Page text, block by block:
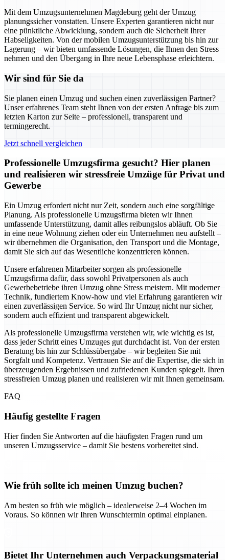
Mit dem Umzugsunternehmen Magdeburg geht der Umzug
planungssicher vonstatten. Unsere Experten garantieren nicht nur
eine pünktliche Abwicklung, sondern auch die Sicherheit Ihrer
Habseligkeiten. Von der mobilen Umzugsunterstützung bis hin zur
Lagerung – wir bieten umfassende Lösungen, die Ihnen den Stress
nehmen und den Übergang in Ihre neue Lebensphase erleichtern.
Wir sind für Sie da
Sie planen einen Umzug und suchen einen zuverlässigen Partner?
Unser erfahrenes Team steht Ihnen von der ersten Anfrage bis zum
letzten Karton zur Seite – professionell, transparent und
termingerecht.
Jetzt schnell vergleichen
Professionelle Umzugsfirma gesucht? Hier planen
und realisieren wir stressfreie Umzüge für Privat und
Gewerbe
Ein Umzug erfordert nicht nur Zeit, sondern auch eine sorgfältige
Planung. Als professionelle Umzugsfirma bieten wir Ihnen
umfassende Unterstützung, damit alles reibungslos abläuft. Ob Sie
in eine neue Wohnung ziehen oder ein Unternehmen neu aufstellt –
wir übernehmen die Organisation, den Transport und die Montage,
damit Sie sich auf das Wesentliche konzentrieren können.
Unsere erfahrenen Mitarbeiter sorgen als professionelle
Umzugsfirma dafür, dass sowohl Privatpersonen als auch
Gewerbebetriebe ihren Umzug ohne Stress meistern. Mit moderner
Technik, fundiertem Know-how und viel Erfahrung garantieren wir
einen zuverlässigen Service. So wird Ihr Umzug nicht nur sicher,
sondern auch effizient und transparent abgewickelt.
Als professionelle Umzugsfirma verstehen wir, wie wichtig es ist,
dass jeder Schritt eines Umzuges gut durchdacht ist. Von der ersten
Beratung bis hin zur Schlüssübergabe – wir begleiten Sie mit
Sorgfalt und Kompetenz. Vertrauen Sie auf die Expertise, die sich in
überzeugenden Ergebnissen und zufriedenen Kunden spiegelt. Ihren
stressfreien Umzug planen und realisieren wir mit Ihnen gemeinsam.
FAQ
Häufig gestellte Fragen
Hier finden Sie Antworten auf die häufigsten Fragen rund um
unseren Umzugsservice – damit Sie bestens vorbereitet sind.
Wie früh sollte ich meinen Umzug buchen?
Am besten so früh wie möglich – idealerweise 2–4 Wochen im
Voraus. So können wir Ihren Wunschtermin optimal einplanen.
Bietet Ihr Unternehmen auch Verpackungsmaterial